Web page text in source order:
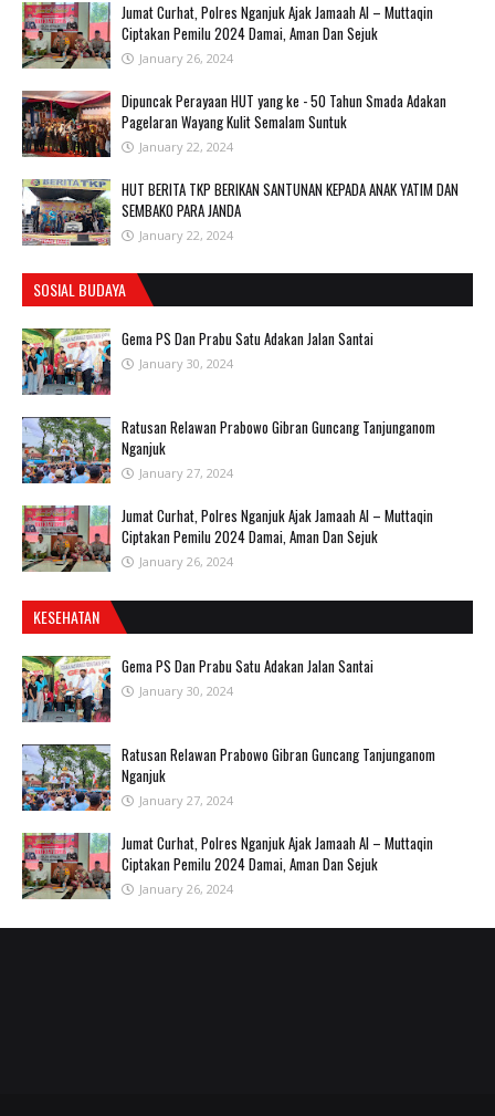
Jumat Curhat, Polres Nganjuk Ajak Jamaah Al – Muttaqin
Ciptakan Pemilu 2024 Damai, Aman Dan Sejuk
January 26, 2024
Dipuncak Perayaan HUT yang ke - 50 Tahun Smada Adakan
Pagelaran Wayang Kulit Semalam Suntuk
January 22, 2024
HUT BERITA TKP BERIKAN SANTUNAN KEPADA ANAK YATIM DAN
SEMBAKO PARA JANDA
January 22, 2024
SOSIAL BUDAYA
Gema PS Dan Prabu Satu Adakan Jalan Santai
January 30, 2024
Ratusan Relawan Prabowo Gibran Guncang Tanjunganom
Nganjuk
January 27, 2024
Jumat Curhat, Polres Nganjuk Ajak Jamaah Al – Muttaqin
Ciptakan Pemilu 2024 Damai, Aman Dan Sejuk
January 26, 2024
KESEHATAN
Gema PS Dan Prabu Satu Adakan Jalan Santai
January 30, 2024
Ratusan Relawan Prabowo Gibran Guncang Tanjunganom
Nganjuk
January 27, 2024
Jumat Curhat, Polres Nganjuk Ajak Jamaah Al – Muttaqin
Ciptakan Pemilu 2024 Damai, Aman Dan Sejuk
January 26, 2024